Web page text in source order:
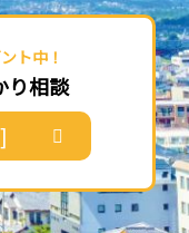
ト中！
り相談